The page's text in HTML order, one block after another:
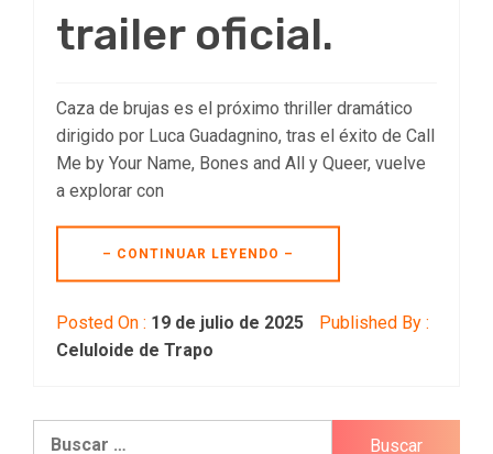
trailer oficial.
Caza de brujas es el próximo thriller dramático
dirigido por Luca Guadagnino, tras el éxito de Call
Me by Your Name, Bones and All y Queer, vuelve
a explorar con
– CONTINUAR LEYENDO –
Posted On : 19 de julio de 2025
Published By :
Celuloide de Trapo